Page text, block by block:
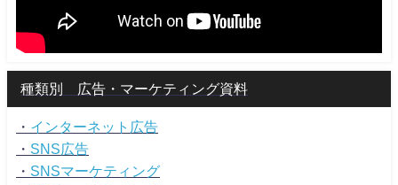
種類別 広告・マーケティング資料
・ インターネット広告
・ SNS広告
・ SNSマーケティング